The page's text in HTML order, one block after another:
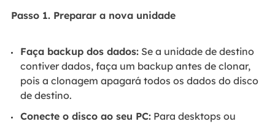
Passo 1. Preparar a nova unidade
Faça backup dos dados:Se a unidade de destino
contiver dados, faça um backup antes de clonar,
pois a clonagem apagará todos os dados do disco
de destino.
Conecte o disco ao seu PC:Para desktops ou